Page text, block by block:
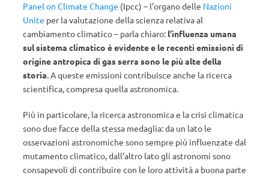
Panel on Climate Change (Ipcc) – l’organo delle Nazioni
Unite per la valutazione della scienza relativa al
cambiamento climatico – parla chiaro: l’influenza umana
sul sistema climatico è evidente e le recenti emissioni di
origine antropica di gas serra sono le più alte della
storia. A queste emissioni contribuisce anche la ricerca
scientifica, compresa quella astronomica.
Più in particolare, la ricerca astronomica e la crisi climatica
sono due facce della stessa medaglia: da un lato le
osservazioni astronomiche sono sempre più influenzate dal
mutamento climatico, dall’altro lato gli astronomi sono
consapevoli di contribuire con le loro attività a buona parte